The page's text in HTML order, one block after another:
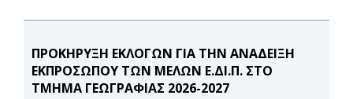
ΠΡΟΚΗΡΥΞΗ ΕΚΛΟΓΩΝ ΓΙΑ ΤΗΝ ΑΝΑΔΕΙΞΗ
ΕΚΠΡΟΣΩΠΟΥ ΤΩΝ ΜΕΛΩΝ Ε.ΔΙ.Π. ΣΤΟ
ΤΜΗΜΑ ΓΕΩΓΡΑΦΙΑΣ 2026-2027